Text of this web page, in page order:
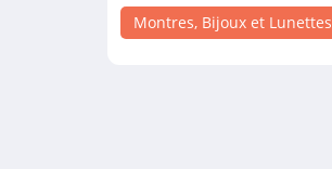
Montres, Bijoux et Lunettes